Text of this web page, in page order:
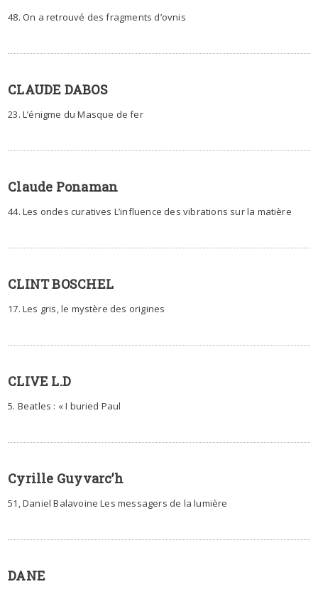
48. On a retrouvé des fragments d’ovnis
CLAUDE DABOS
23. L’énigme du Masque de fer
Claude Ponaman
44. Les ondes curatives L’influence des vibrations sur la matière
CLINT BOSCHEL
17. Les gris, le mystère des origines
CLIVE L.D
5. Beatles : « I buried Paul
Cyrille Guyvarc’h
51, Daniel Balavoine Les messagers de la lumière
DANE